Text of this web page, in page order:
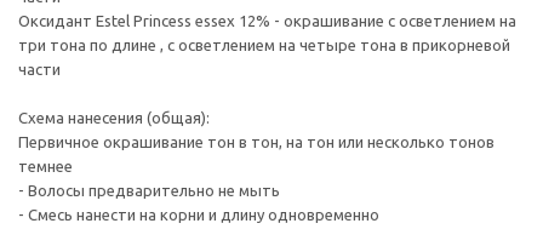
Оксидант Estel Princess essex 12% - окрашивание с осветлением на
три тона по длине , с осветлением на четыре тона в прикорневой
части
Схема нанесения (общая):
Первичное окрашивание тон в тон, на тон или несколько тонов
темнее
- Волосы предварительно не мыть
- Смесь нанести на корни и длину одновременно